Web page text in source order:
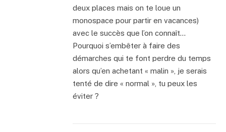
deux places mais on te loue un
monospace pour partir en vacances)
avec le succès que l’on connaît…
Pourquoi s’embêter à faire des
démarches qui te font perdre du temps
alors qu’en achetant « malin », je serais
tenté de dire « normal », tu peux les
éviter ?